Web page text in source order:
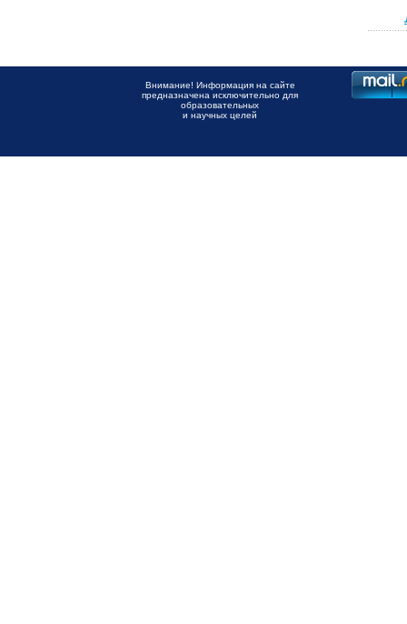
Внимание! Информация на сайте
предназначена исключительно для
образовательных
и научных целей